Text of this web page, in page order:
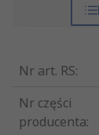
Nr art. RS:
Nr części
producenta: